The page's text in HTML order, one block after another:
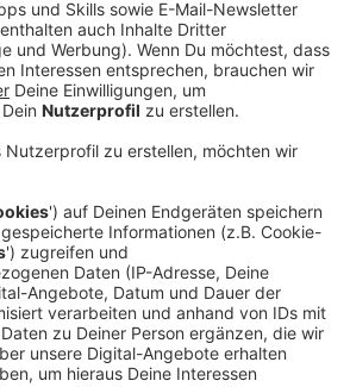
der Startschuss für den
gefallen.
Neubaufläche von 6500
Betriebe.
wird nachhaltig errichtet. Bei der
in den Gebäuden wird auf fossile
Kölner Aconlog
GmbH, die auch das neue
in Alsdorf revitalisiert hat.